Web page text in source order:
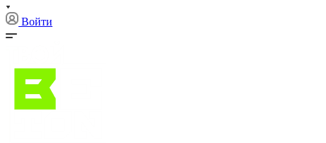
Войти